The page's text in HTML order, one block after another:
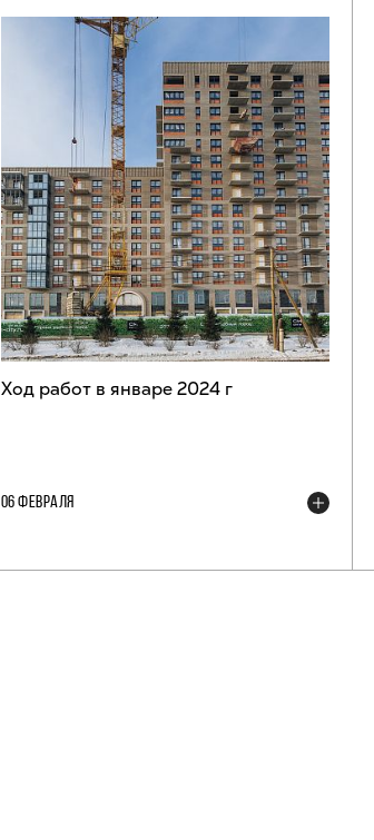
Ход работ в январе 2024 г
06 ФЕВРАЛЯ